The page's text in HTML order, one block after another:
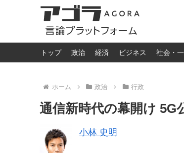
トップ 政治 経済 ビジネス 社会・
ホーム 政治 行政
通信新時代の幕開け 5G
小林 史明